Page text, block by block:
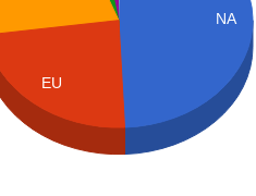
NA
EU